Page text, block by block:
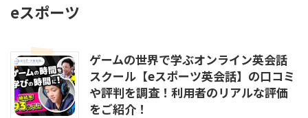
eスポーツ
ゲームの世界で学ぶオンライン英会話
スクール【eスポーツ英会話】の口コミ
や評判を調査！利用者のリアルな評価
をご紹介！